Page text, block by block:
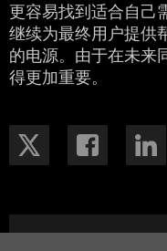
更容易找到适合自己
继续为最终用户提供
的电源。由于在未来
得更加重要。